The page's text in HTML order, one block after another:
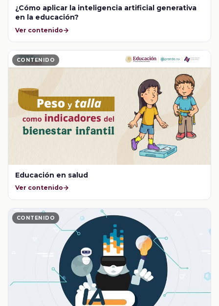
¿Cómo aplicar la inteligencia artificial generativa
en la educación?
Ver contenido
CONTENIDO
Educación en salud
Ver contenido
CONTENIDO